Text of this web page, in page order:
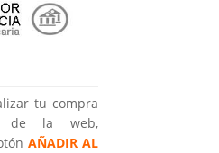
tu compra
de la web,
AÑADIR AL